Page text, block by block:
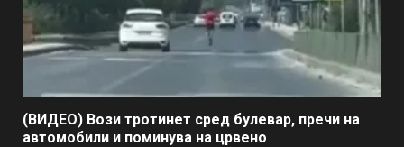
(ВИДЕО) Вози тротинет сред булевар, пречи на
автомобили и поминува на црвено